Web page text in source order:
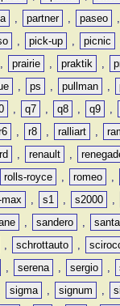
, partner , paseo ,
, pick-up , picnic
, prairie , praktik ,
, ps , pullman ,
, q7 , q8 , q9 ,
, r8 , ralliart ,
, renault ,
rolls-royce , romeo ,
, s1 , s2000 ,
, sandero , santa
, schrottauto ,
, serena , sergio ,
sigma , signum ,